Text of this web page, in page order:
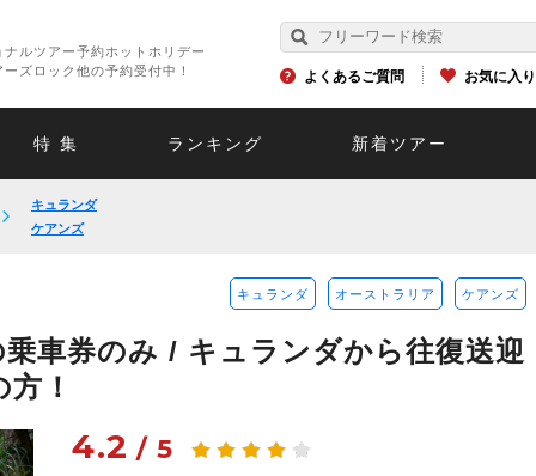
ルツアー予約ホットホリデー
ズロック他の予約受付中！
よくあるご質問 お気に入り
特 集 ランキング 新着ツアー
キュランダ
ケアンズ
キュランダ オーストラリア ケアンズ
車券のみ / キュランダから往復送迎
！
4.2 / 5